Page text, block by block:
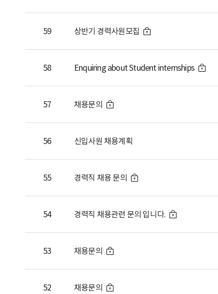
59 상반기 경력사원모집
58 Enquiring about Student internships
57 채용문의
56 신입사원 채용계획
55 경력직 채용 문의
54 경력직 채용관련 문의 입니다.
53 채용문의
52 채용문의